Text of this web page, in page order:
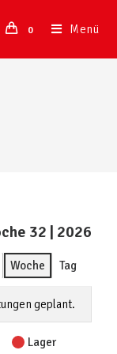
0 Menü
32 | 2026
Woche Tag
geplant.
Lager